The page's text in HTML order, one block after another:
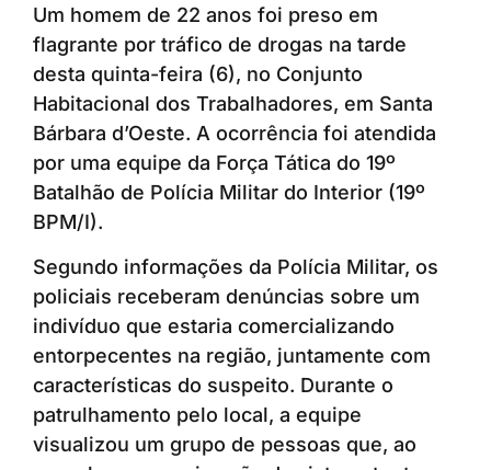
Um homem de 22 anos foi preso em
flagrante por tráfico de drogas na tarde
desta quinta-feira (6), no Conjunto
Habitacional dos Trabalhadores, em Santa
Bárbara d’Oeste. A ocorrência foi atendida
por uma equipe da Força Tática do 19º
Batalhão de Polícia Militar do Interior (19º
BPM/I).
Segundo informações da Polícia Militar, os
policiais receberam denúncias sobre um
indivíduo que estaria comercializando
entorpecentes na região, juntamente com
características do suspeito. Durante o
patrulhamento pelo local, a equipe
visualizou um grupo de pessoas que, ao